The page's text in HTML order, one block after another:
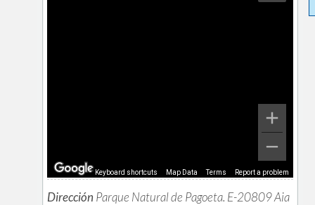
Keyboard shortcuts Map Data Terms Report a problem
Dirección Parque Natural de Pagoeta. E-20809 Aia